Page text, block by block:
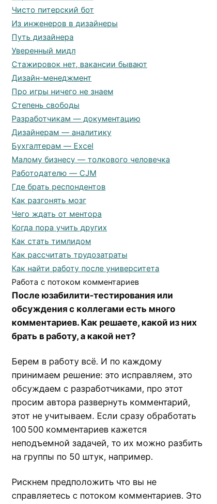
Чисто питерский бот
Из инженеров в дизайнеры
Путь дизайнера
Уверенный мидл
Стажировок нет, вакансии бывают
Дизайн-менеджмент
Про игры ничего не знаем
Степень свободы
Разработчикам — документацию
Дизайнерам — аналитику
Бухгалтерам — Excel
Малому бизнесу — толкового человечка
Работодателю — CJM
Где брать респондентов
Как разгонять мозг
Чего ждать от ментора
Когда пора учить других
Как стать тимлидом
Как рассчитать трудозатраты
Как найти работу после университета
Работа с потоком комментариев
После юзабилити-тестирования или
обсуждения с коллегами есть много
комментариев. Как решаете, какой из них
брать в работу, а какой нет?
Берем в работу всё. И по каждому
принимаем решение: это исправляем, это
обсуждаем с разработчиками, про этот
просим автора развернуть комментарий,
этот не учитываем. Если сразу обработать
100 500 комментариев кажется
неподъемной задачей, то их можно разбить
на группы по 50 штук, например.
Рискнем предположить что вы не
справляетесь с потоком комментариев. Это